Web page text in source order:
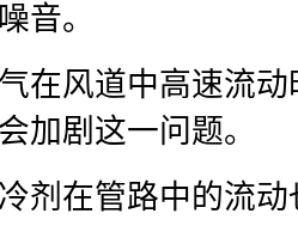
音。
在风道中高速流
加剧这一问题。
剂在管路中的流